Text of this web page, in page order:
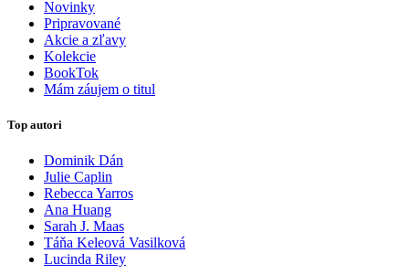
Novinky
Pripravované
Akcie a zľavy
Kolekcie
BookTok
Mám záujem o titul
Top autori
Dominik Dán
Julie Caplin
Rebecca Yarros
Ana Huang
Sarah J. Maas
Táňa Keleová Vasilková
Lucinda Riley